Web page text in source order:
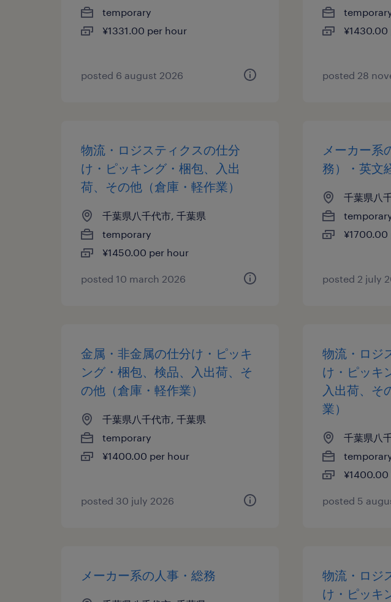
temporary
¥1331.00 per hour
posted 6 august 2026
¥1430.00
posted 28
物流・ロジスティクスの仕分
け・ピッキング・梱包、入出
荷、その他（倉庫・軽作業）
千葉県八千代市, 千葉県
temporary
¥1450.00 per hour
posted 10 march 2026
メーカー系
務）・英文
千葉県八
¥1700.00
posted 2 july
金属・非金属の仕分け・ピッキ
ング・梱包、検品、入出荷、そ
の他（倉庫・軽作業）
千葉県八千代市, 千葉県
temporary
¥1400.00 per hour
posted 30 july 2026
物流・ロジ
け・ピッキ
入出荷、そ
業）
千葉県八
posted 5
メーカー系の人事・総務
物流・ロジ
け・ピッキ